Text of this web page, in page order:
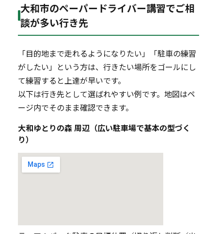
大和市のペーパードライバー講習でご相
談が多い行き先
「目的地まで走れるようになりたい」「駐車の練習
がしたい」という方は、行きたい場所をゴールにし
て練習すると上達が早いです。
以下は行き先として選ばれやすい例です。地図はペ
ージ内でそのまま確認できます。
大和ゆとりの森 周辺（広い駐車場で基本の型づく
り）